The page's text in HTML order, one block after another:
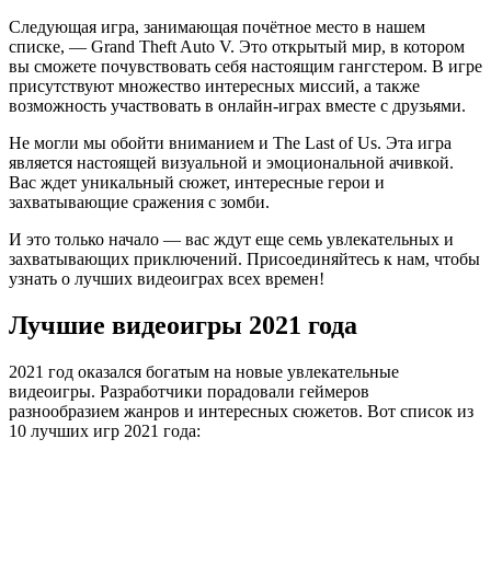
Следующая игра, занимающая почётное место в нашем
списке, — Grand Theft Auto V. Это открытый мир, в котором
вы сможете почувствовать себя настоящим гангстером. В игре
присутствуют множество интересных миссий, а также
возможность участвовать в онлайн-играх вместе с друзьями.
Не могли мы обойти вниманием и The Last of Us. Эта игра
является настоящей визуальной и эмоциональной ачивкой.
Вас ждет уникальный сюжет, интересные герои и
захватывающие сражения с зомби.
И это только начало — вас ждут еще семь увлекательных и
захватывающих приключений. Присоединяйтесь к нам, чтобы
узнать о лучших видеоиграх всех времен!
Лучшие видеоигры 2021 года
2021 год оказался богатым на новые увлекательные
видеоигры. Разработчики порадовали геймеров
разнообразием жанров и интересных сюжетов. Вот список из
10 лучших игр 2021 года: